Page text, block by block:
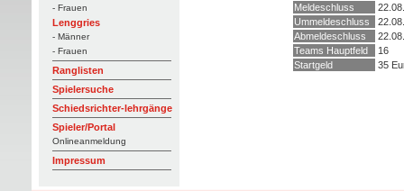
- Frauen
Lenggries
- Männer
- Frauen
Ranglisten
Spielersuche
Schiedsrichter-lehrgänge
Spieler/Portal
Onlineanmeldung
Impressum
Meldeschluss
Ummeldeschluss
Abmeldeschluss
Teams Hauptfeld
16
Startgeld
35